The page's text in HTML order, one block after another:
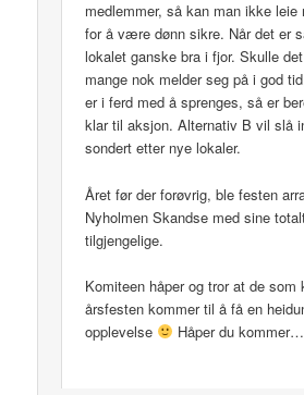
medlemmer, så kan man ikke leie
for å være dønn sikre. Når det er
lokalet ganske bra i fjor. Skulle
mange nok melder seg på i god
er i ferd med å sprenges, så er
klar til aksjon. Alternativ B vil slå
sondert etter nye lokaler.
Året før der forøvrig, ble festen
Nyholmen Skandse med sine
tilgjengelige.
Komiteen håper og tror at de som
årsfesten kommer til å få en
opplevelse
Håper du kommer…